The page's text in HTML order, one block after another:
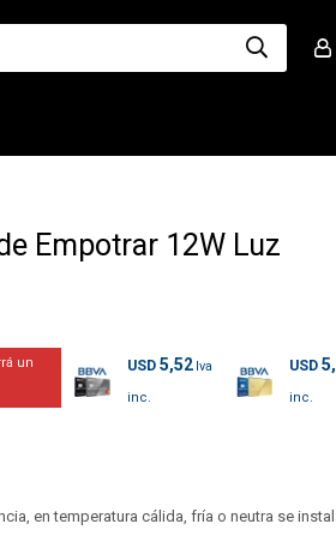
Empotrar 12W Luz
USD 5,52 USD
en temperatura cálida, fría o neutra se